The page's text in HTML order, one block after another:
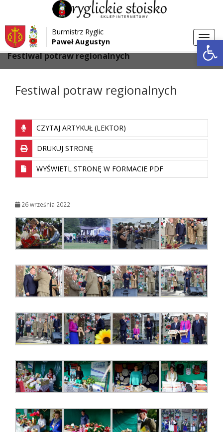
Przejdź do menu
Przejdź do głównej treści strony
Przejdź do stopki strony
Burmistrz Ryglic
Paweł Augustyn
Strona główna > Galeria
Festiwal potraw regionalnych
Festiwal potraw regionalnych
CZYTAJ ARTYKUŁ (LEKTOR)
DRUKUJ STRONĘ
WYŚWIETL STRONĘ W FORMACIE PDF
26 września 2022